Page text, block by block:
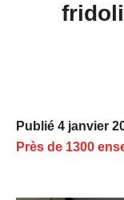
Publié 4 janvier
Près de 1300